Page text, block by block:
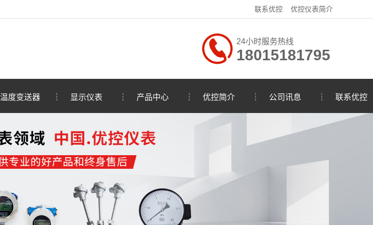
联系优控 优控仪表简介
24小时服务热线
18015181795
温度变送器 ┆ 显示仪表 ┆ 产品中心 ┆ 优控简介 ┆ 公司讯息 ┆ 联系优控